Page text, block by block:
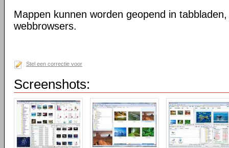
Mappen kunnen worden geopend in
webbrowsers.
Stel een correctie voor
Screenshots: